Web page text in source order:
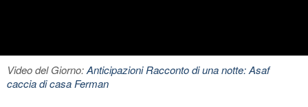
Video del Giorno:Anticipazioni Racconto di una notte: Asaf
caccia di casa Ferman